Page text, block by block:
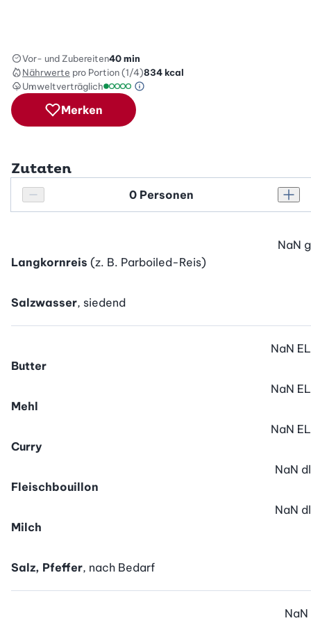
Vor- und Zubereiten40 min
Nährwerte pro Portion (1/4)834kcal
Umweltverträglich
Umweltverträglichkeitsskala: 1 von 5
Green Betty Skala Info
Merken
Zutaten
Personenanzahl verringern
Personenanzahl
Langkornreis (z. B. Parboiled-Reis)
NaN g
Salzwasser, siedend
Butter
NaN EL
Mehl
NaN EL
Curry
NaN EL
Fleischbouillon
NaN dl
Milch
NaN dl
Salz, Pfeffer, nach Bedarf
NaN